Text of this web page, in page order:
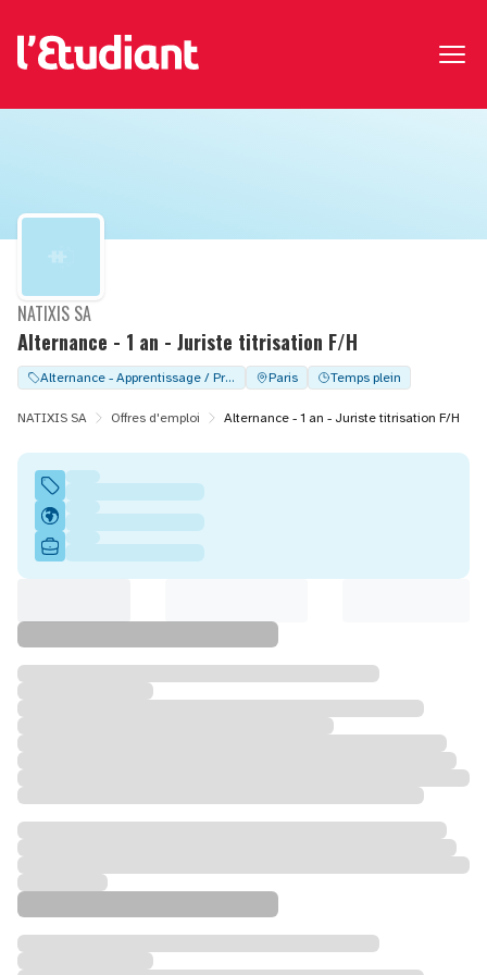
Alternance - 1 an - Juriste titrisation F/H
NATIXIS SA
Alternance - Apprentissage / Professionalisation Paris Temps plein
NATIXIS SA Offres d'emploi Alternance - 1 an - Juriste titrisation F/H